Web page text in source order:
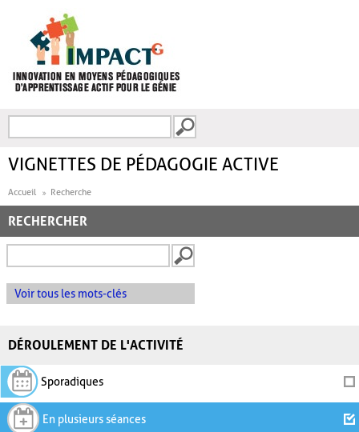
FORMULAIRE DE
VIGNETTES DE PÉDAGOGIE ACTIVE
Accueil Recherche
RECHERCHER
Voir tous les mots-clés
DÉROULEMENT DE L'ACTIVITÉ
Sporadiques
En plusieurs séances